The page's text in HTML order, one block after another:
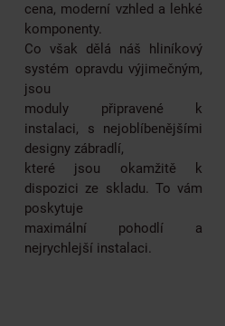
cena, moderní vzhled a lehké
komponenty.
Co však dělá náš hliníkový
systém opravdu výjimečným,
jsou
moduly připravené k
instalaci, s nejoblíbenějšími
designy zábradlí,
které jsou okamžitě k
dispozici ze skladu. To vám
poskytuje
maximální pohodlí a
nejrychlejší instalaci.